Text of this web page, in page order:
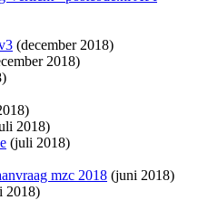
(december 2018)
2018)
2018)
(juli 2018)
mzc 2018 (juni 2018)
2018)